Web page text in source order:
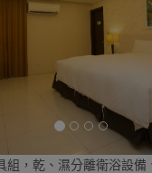
組，乾、濕分離衛浴設備